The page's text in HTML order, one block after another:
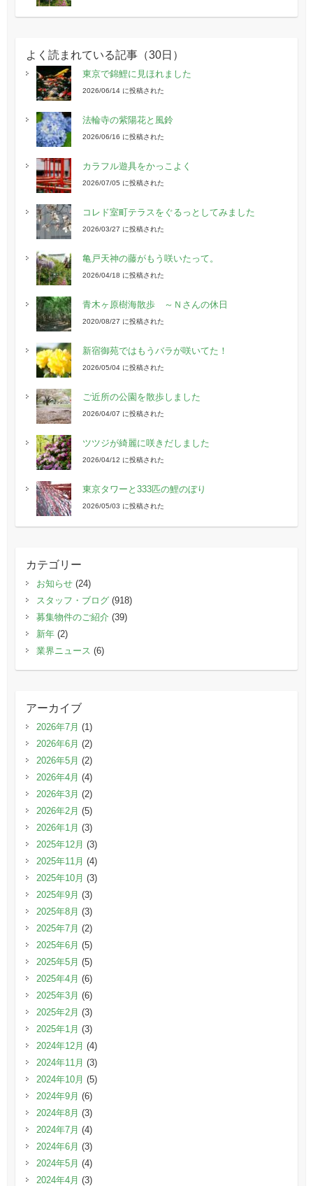
よく読まれている記事（30日）
東京で錦鯉に見ほれました
2026/06/14 に投稿された
法輪寺の紫陽花と風鈴
2026/06/16 に投稿された
カラフル遊具をかっこよく
2026/07/05 に投稿された
コレド室町テラスをぐるっとしてみました
2026/03/27 に投稿された
亀戸天神の藤がもう咲いたって。
2026/04/18 に投稿された
青木ヶ原樹海散歩 ～Ｎさんの休日
2020/08/27 に投稿された
新宿御苑ではもうバラが咲いてた！
2026/05/04 に投稿された
ご近所の公園を散歩しました
2026/04/07 に投稿された
ツツジが綺麗に咲きだしました
2026/04/12 に投稿された
東京タワーと333匹の鯉のぼり
2026/05/03 に投稿された
カテゴリー
お知らせ(24)
スタッフ・ブログ(918)
募集物件のご紹介 (39)
新年(2)
業界ニュース (6)
アーカイブ
2026年7月 (1)
2026年6月 (2)
2026年5月 (2)
2026年4月 (4)
2026年3月 (2)
2026年2月 (5)
2026年1月 (3)
2025年12月 (3)
2025年11月 (4)
2025年10月 (3)
2025年9月 (3)
2025年8月 (3)
2025年7月 (2)
2025年6月 (5)
2025年5月 (5)
2025年4月 (6)
2025年3月 (6)
2025年2月 (3)
2025年1月 (3)
2024年12月 (4)
2024年11月 (3)
2024年10月 (5)
2024年9月 (6)
2024年8月 (3)
2024年7月 (4)
2024年6月 (3)
2024年5月 (4)
2024年4月 (3)